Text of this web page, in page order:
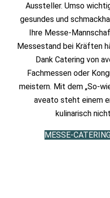
Aussteller. Umso
gesundes und
Ihre Messe-
Messestand bei Kräften
Dank Catering von
Fachmessen oder
meistern. Mit dem „So-
aveato steht einem
kulinarisch
MESSE-